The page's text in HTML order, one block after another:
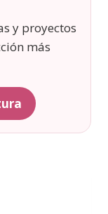
y proyectos
más